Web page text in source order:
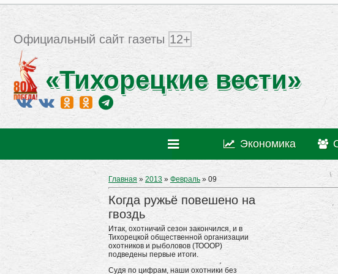
Официальный сайт газеты 12+
«Тихорецкие вести»
Экономика
Главная » 2013 » Февраль » 09
Когда ружьё повешено на
гвоздь
Итак, охотничий сезон закончился, и в
Тихорецкой общественной организации
охотников и рыболовов (ТОООР)
подведены первые итоги.
Судя по цифрам, наши охотники без